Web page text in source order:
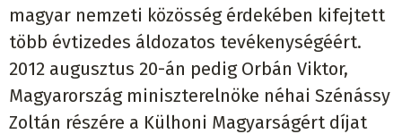
magyar nemzeti közösség érdekében kifejtett
több évtizedes áldozatos tevékenységéért.
2012 augusztus 20-án pedig Orbán Viktor,
Magyarország miniszterelnöke néhai Szénássy
Zoltán részére a Külhoni Magyarságért díjat